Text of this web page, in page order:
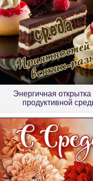
Энергичная
продуктивной